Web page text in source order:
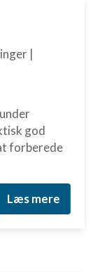
|
god
forberede
Læs mere